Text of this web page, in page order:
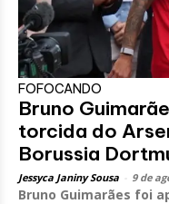
FOFOCANDO
Bruno
torcida do
Borussia
Jessyca Janiny Sousa 9 de
Bruno Guimarães foi